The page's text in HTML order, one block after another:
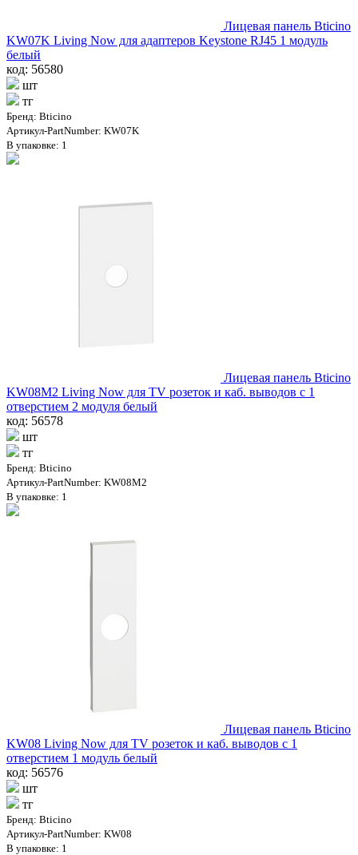
Лицевая панель Bticino
KW07K Living Now для адаптеров Keystone RJ45 1 модуль
белый
код: 56580
шт
тг
Бренд: Bticino
Артикул-PartNumber: KW07K
В упаковке: 1
Лицевая панель Bticino
KW08М2 Living Now для TV розеток и каб. выводов с 1
отверстием 2 модуля белый
код: 56578
шт
тг
Бренд: Bticino
Артикул-PartNumber: KW08M2
В упаковке: 1
Лицевая панель Bticino
KW08 Living Now для TV розеток и каб. выводов с 1
отверстием 1 модуль белый
код: 56576
шт
тг
Бренд: Bticino
Артикул-PartNumber: KW08
В упаковке: 1